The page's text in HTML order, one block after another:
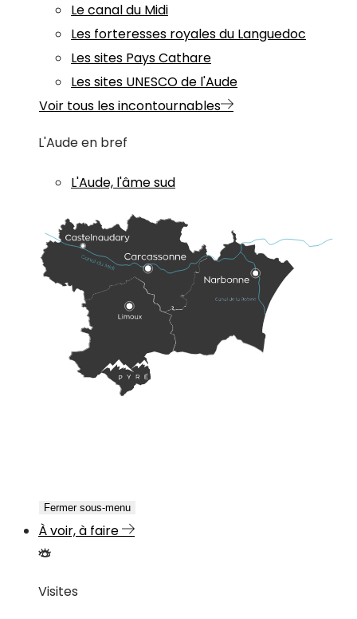
Le canal du Midi
Les forteresses royales du Languedoc
Les sites Pays Cathare
Les sites UNESCO de l'Aude
Voir tous les incontournables
L'Aude en bref
L'Aude, l'âme sud
Fermer sous-menu
À voir, à faire
Visites